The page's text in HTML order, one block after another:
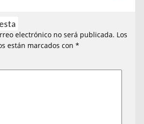
electrónico no será publicada. Los
están marcados con*